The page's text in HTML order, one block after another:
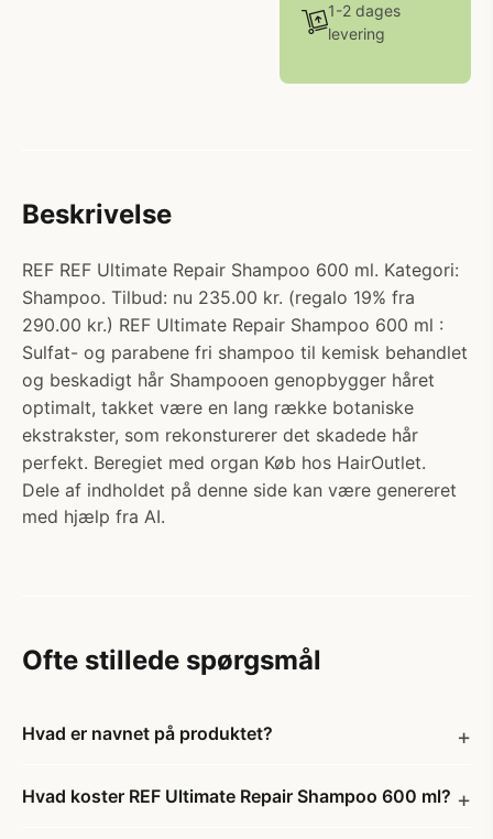
1-2 dages
levering
Beskrivelse
REF REF Ultimate Repair Shampoo 600 ml. Kategori:
Shampoo. Tilbud: nu 235.00 kr. (regalo 19% fra
290.00 kr.) REF Ultimate Repair Shampoo 600 ml :
Sulfat- og parabene fri shampoo til kemisk behandlet
og beskadigt hår Shampooen genopbygger håret
optimalt, takket være en lang række botaniske
ekstrakster, som rekonsturerer det skadede hår
perfekt. Beregiet med organ Køb hos HairOutlet.
Dele af indholdet på denne side kan være genereret
med hjælp fra AI.
Ofte stillede spørgsmål
Hvad er navnet på produktet?
Hvad koster REF Ultimate Repair Shampoo 600 ml?